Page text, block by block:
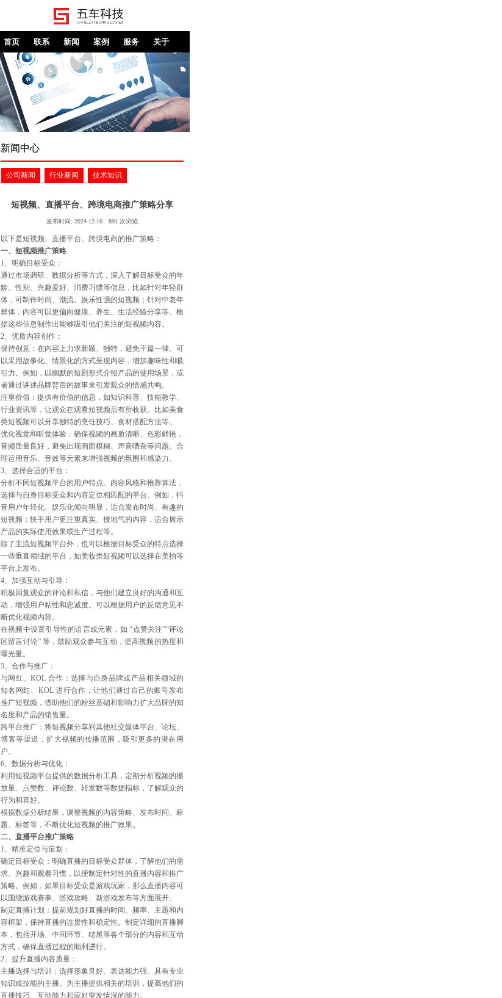
首页 联系 新闻 案例 服务 关于
新闻中心
公司新闻 行业新闻 技术知识
短视频、直播平台、跨境电商推广策略分享
发布时间: 2024-12-16 891 次浏览
以下是短视频、直播平台、跨境电商的推广策略：
一、短视频推广策略
1、明确目标受众：
通过市场调研、数据分析等方式，深入了解目标受众的年
龄、性别、兴趣爱好、消费习惯等信息，比如针对年轻群
体，可制作时尚、潮流、娱乐性强的短视频；针对中老年
群体，内容可以更偏向健康、养生、生活经验分享等。根
据这些信息制作出能够吸引他们关注的短视频内容。
2、优质内容创作：
保持创意：在内容上力求新颖、独特，避免千篇一律。可
以采用故事化、情景化的方式呈现内容，增加趣味性和吸
引力。例如，以幽默的短剧形式介绍产品的使用场景，或
者通过讲述品牌背后的故事来引发观众的情感共鸣。
注重价值：提供有价值的信息，如知识科普、技能教学、
行业资讯等，让观众在观看短视频后有所收获。比如美食
类短视频可以分享独特的烹饪技巧、食材搭配方法等。
优化视觉和听觉体验：确保视频的画质清晰、色彩鲜艳，
音频质量良好，避免出现画面模糊、声音嘈杂等问题。合
理运用音乐、音效等元素来增强视频的氛围和感染力。
3、选择合适的平台：
分析不同短视频平台的用户特点、内容风格和推荐算法，
选择与自身目标受众和内容定位相匹配的平台。例如，抖
音用户年轻化、娱乐化倾向明显，适合发布时尚、有趣的
短视频；快手用户更注重真实、接地气的内容，适合展示
产品的实际使用效果或生产过程等。
除了主流短视频平台外，也可以根据目标受众的特点选择
一些垂直领域的平台，如美妆类短视频可以选择在美拍等
平台上发布。
4、加强互动与引导：
积极回复观众的评论和私信，与他们建立良好的沟通和互
动，增强用户粘性和忠诚度。可以根据用户的反馈意见不
断优化视频内容。
在视频中设置引导性的语言或元素，如 “点赞关注”“评论
区留言讨论” 等，鼓励观众参与互动，提高视频的热度和
曝光量。
5、合作与推广：
与网红、KOL 合作：选择与自身品牌或产品相关领域的
知名网红、KOL 进行合作，让他们通过自己的账号发布
推广短视频，借助他们的粉丝基础和影响力扩大品牌的知
名度和产品的销售量。
跨平台推广：将短视频分享到其他社交媒体平台、论坛、
博客等渠道，扩大视频的传播范围，吸引更多的潜在用
户。
6、数据分析与优化：
利用短视频平台提供的数据分析工具，定期分析视频的播
放量、点赞数、评论数、转发数等数据指标，了解观众的
行为和喜好。
根据数据分析结果，调整视频的内容策略、发布时间、标
题、标签等，不断优化短视频的推广效果。
二、直播平台推广策略
1、精准定位与策划：
确定目标受众：明确直播的目标受众群体，了解他们的需
求、兴趣和观看习惯，以便制定针对性的直播内容和推广
策略。例如，如果目标受众是游戏玩家，那么直播内容可
以围绕游戏赛事、游戏攻略、新游戏发布等方面展开。
制定直播计划：提前规划好直播的时间、频率、主题和内
容框架，保持直播的连贯性和稳定性。制定详细的直播脚
本，包括开场、中间环节、结尾等各个部分的内容和互动
方式，确保直播过程的顺利进行。
2、提升直播内容质量：
主播选择与培训：选择形象良好、表达能力强、具有专业
知识或技能的主播。为主播提供相关的培训，提高他们的
直播技巧、互动能力和应对突发情况的能力。